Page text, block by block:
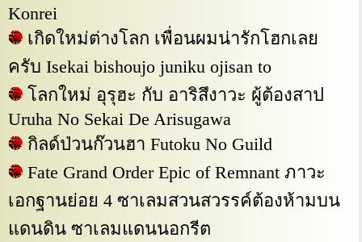
Konrei
เกิดใหม่ต่างโลก เพื่อนผมน่ารักโฮกเลย
ครับ Isekai bishoujo juniku ojisan to
โลกใหม่ อุรุฮะ กับ อาริสึงาวะ ผู้ต้องสาป
Uruha No Sekai De Arisugawa
กิลด์ป่วนก๊วนฮา Futoku No Guild
Fate Grand Order Epic of Remnant ภาวะ
เอกฐานย่อย 4 ซาเลมสวนสวรรค์ต้องห้ามบน
แดนดิน ซาเลมแดนนอกรีต